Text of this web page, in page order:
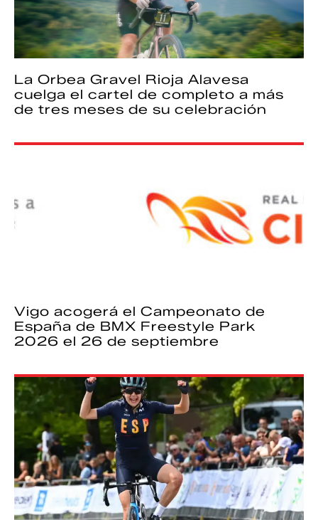
La Orbea Gravel Rioja Alavesa
cuelga el cartel de completo a más
de tres meses de su celebración
Vigo acogerá el Campeonato de
España de BMX Freestyle Park
2026 el 26 de septiembre